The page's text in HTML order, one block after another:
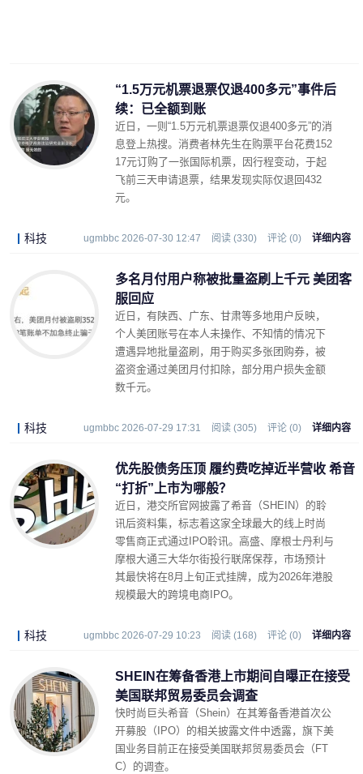
“1.5万元机票退票仅退400多元”事件后
续：已全额到账
近日，一则“1.5万元机票退票仅退400多元”的消
息登上热搜。消费者林先生在购票平台花费152
17元订购了一张国际机票，因行程变动，于起
飞前三天申请退票，结果发现实际仅退回432
元。
科技 ugmbbc 2026-07-30 12:47 阅读 (330) 评论 (0) 详细内容
多名月付用户称被批量盗刷上千元 美团客
服回应
近日，有陕西、广东、甘肃等多地用户反映，
个人美团账号在本人未操作、不知情的情况下
遭遇异地批量盗刷，用于购买多张团购券，被
盗资金通过美团月付扣除，部分用户损失金额
数千元。
科技 ugmbbc 2026-07-29 17:31 阅读 (305) 评论 (0) 详细内容
优先股债务压顶 履约费吃掉近半营收 希音
“打折”上市为哪般？
近日，港交所官网披露了希音（SHEIN）的聆
讯后资料集，标志着这家全球最大的线上时尚
零售商正式通过IPO聆讯。高盛、摩根士丹利与
摩根大通三大华尔街投行联席保荐，市场预计
其最快将在8月上旬正式挂牌，成为2026年港股
规模最大的跨境电商IPO。
科技 ugmbbc 2026-07-29 10:23 阅读 (168) 评论 (0) 详细内容
SHEIN在筹备香港上市期间自曝正在接受
美国联邦贸易委员会调查
快时尚巨头希音（Shein）在其筹备香港首次公
开募股（IPO）的相关披露文件中透露，旗下美
国业务目前正在接受美国联邦贸易委员会（FT
C）的调查。